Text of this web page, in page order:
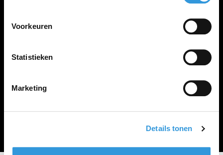
Voorkeuren
Statistieken
Marketing
Details tonen